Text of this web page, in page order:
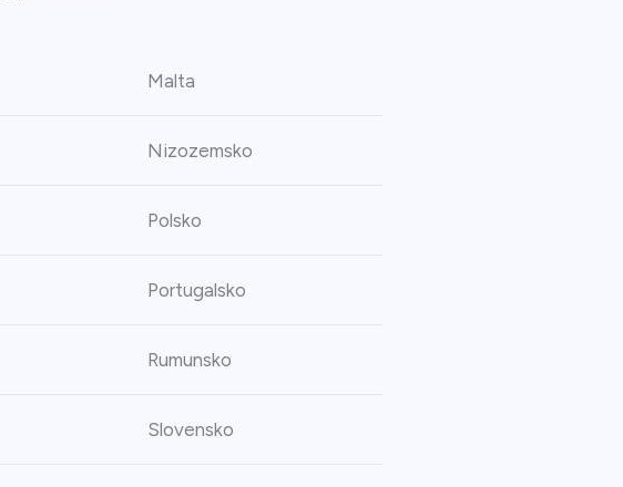
Malta
Nizozemsko
Polsko
Portugalsko
Rumunsko
Slovensko